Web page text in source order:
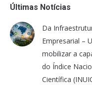
Últimas Notícias
Da
Empresarial –
mobilizar a
do Índice
Científica